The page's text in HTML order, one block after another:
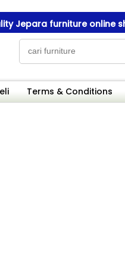
furniture online shop
furniture online shop
Terms & Conditions